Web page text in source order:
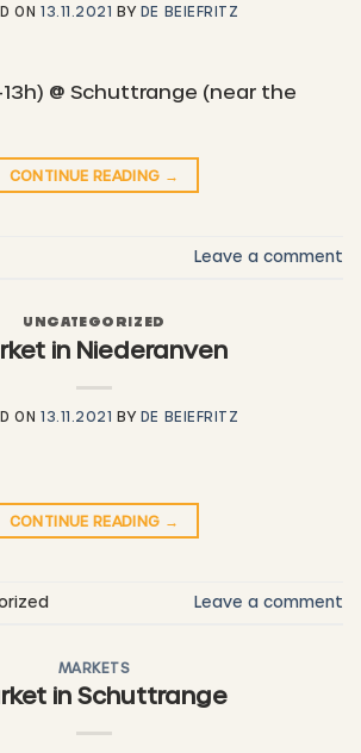
ON 13.11.2021 BY DE BEIEFRITZ
@ Schuttrange (near the
CONTINUE READING →
Leave a comment
UNCATEGORIZED
in Niederanven
ON 13.11.2021 BY DE BEIEFRITZ
CONTINUE READING →
Leave a comment
MARKETS
in Schuttrange